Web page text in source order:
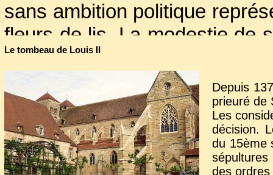
sans ambition politique
fleurs de lis. La modestie de
de Bourbonnais et comté
interdit toute visée
Mais si Louis de Bourbon
roi rétribua ses services
Le tombeau de Louis II
Depuis
prieuré de
Les
décision.
du 15ème
des